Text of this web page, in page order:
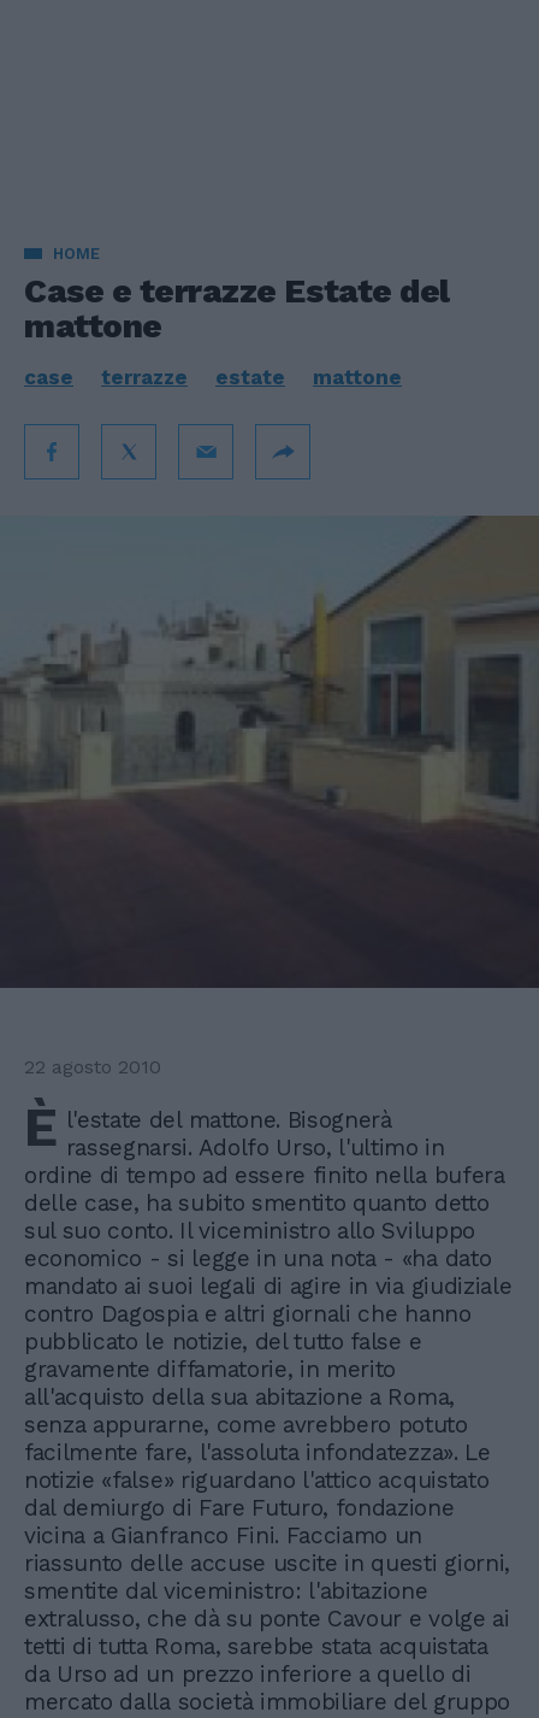
HOME
Case e terrazze Estate del
mattone
case terrazze estate mattone
22 agosto 2010
È l'estate del mattone. Bisognerà
rassegnarsi. Adolfo Urso, l'ultimo in
ordine di tempo ad essere finito nella bufera
delle case, ha subito smentito quanto detto
sul suo conto. Il viceministro allo Sviluppo
economico - si legge in una nota - «ha dato
mandato ai suoi legali di agire in via giudiziale
contro Dagospia e altri giornali che hanno
pubblicato le notizie, del tutto false e
gravamente diffamatorie, in merito
all'acquisto della sua abitazione a Roma,
senza appurarne, come avrebbero potuto
facilmente fare, l'assoluta infondatezza». Le
notizie «false» riguardano l'attico acquistato
dal demiurgo di Fare Futuro, fondazione
vicina a Gianfranco Fini. Facciamo un
riassunto delle accuse uscite in questi giorni,
smentite dal viceministro: l'abitazione
extralusso, che dà su ponte Cavour e volge ai
tetti di tutta Roma, sarebbe stata acquistata
da Urso ad un prezzo inferiore a quello di
mercato dalla società immobiliare del gruppo